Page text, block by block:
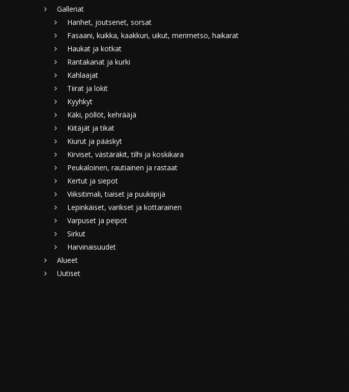
Galleriat
Hanhet, joutsenet, sorsat
Fasaani, kuikka, kaakkuri, uikut, merimetso, haikarat
Haukat ja kotkat
Rantakanat ja kurki
Kahlaajat
Tiirat ja lokit
Kyyhkyt
Käki, pöllöt, kehrääjä
Kiitäjät ja tikat
Kiurut ja pääskyt
Kirviset, västäräkit, tilhi ja koskikara
Peukaloinen, rautiainen ja rastaat
Kertut ja siepot
Viiksitimali, tiaiset ja puukiipijä
Lepinkäiset, varikset ja kottarainen
Varpuset ja peipot
Sirkut
Harvinaisuudet
Alueet
Uutiset